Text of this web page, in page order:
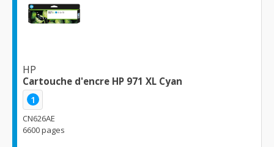
HP
Cartouche d'encre HP 971 XL Cyan
1
CN626AE
6600 pages